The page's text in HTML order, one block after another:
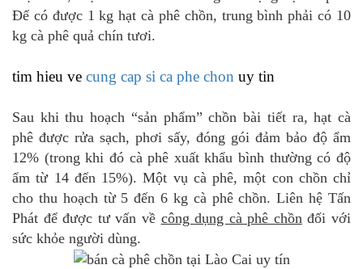
Để có được 1 kg hạt cà phê chồn, trung bình phải có 10
kg cà phê quả chín tươi.
tim hieu ve cung cap si ca phe chon uy tin
Sau khi thu hoạch “sản phẩm” chồn bài tiết ra, hạt cà
phê được rửa sạch, phơi sấy, đóng gói đảm bảo độ ẩm
12% (trong khi đó cà phê xuất khẩu bình thường có độ
ẩm từ 14 đến 15%). Một vụ cà phê, một con chồn chỉ
cho thu hoạch từ 5 đến 6 kg cà phê chồn. Liên hệ Tấn
Phát để được tư vấn về công dụng cà phê chồn đối với
sức khỏe người dùng.